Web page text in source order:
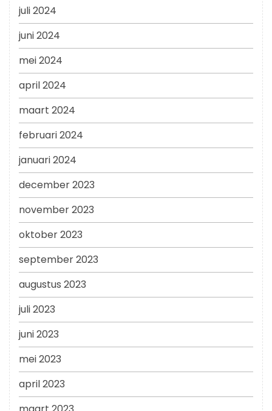
juli 2024
juni 2024
mei 2024
april 2024
maart 2024
februari 2024
januari 2024
december 2023
november 2023
oktober 2023
september 2023
augustus 2023
juli 2023
juni 2023
mei 2023
april 2023